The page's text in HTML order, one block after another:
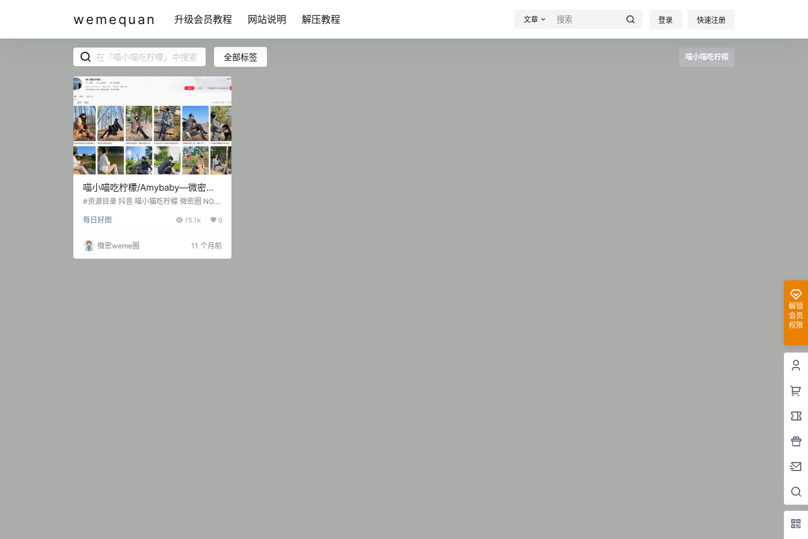
wemequan 升级会员教程 网站说明 解压教程 文章 登录 快速注册
全部标签 喵小喵吃柠檬
喵小喵吃柠檬/Amybaby—微密图
片视频合集【持续更新】
#资源目录 抖音 喵小猫吃柠檬 微密圈 NO.0
檬 微密圈 NO.002期 [103P-5V 87.27 MB]
-2V 56.46 MB] 抖音 喵小猫吃柠檬 微密圈
NO.004期 [98P-2V 45.47 MB] 抖音 喵小
猫吃柠檬 微密圈 NO.005期 [102P-3V 3…
每日好图 15.1k 0
微密weme圈 11 个月前
解锁
会员
权限